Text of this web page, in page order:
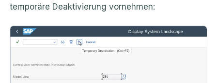
temporäre Deaktivierung vornehmen: